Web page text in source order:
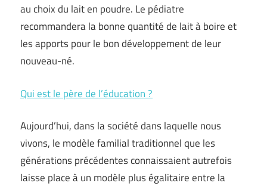
au choix du lait en poudre. Le pédiatre
recommandera la bonne quantité de lait à boire et
les apports pour le bon développement de leur
nouveau-né.
Qui est le père de l’éducation ?
Aujourd’hui, dans la société dans laquelle nous
vivons, le modèle familial traditionnel que les
générations précédentes connaissaient autrefois
laisse place à un modèle plus égalitaire entre la